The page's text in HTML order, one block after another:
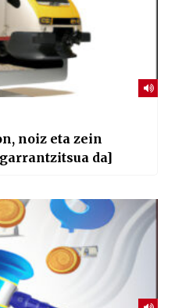
noiz eta zein
da]